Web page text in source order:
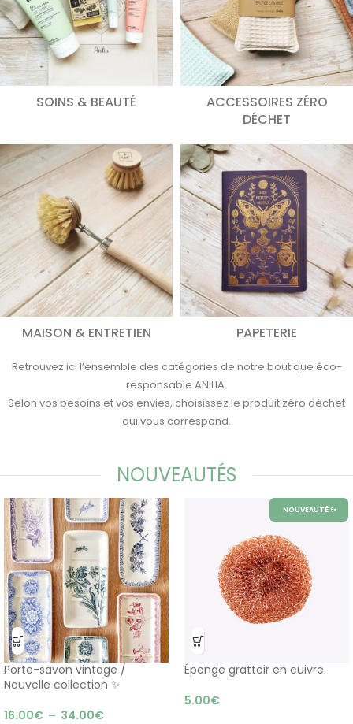
DÉCOUVREZ NOS PRODUITS
SOINS & BEAUTÉ
ACCESSOIRES ZÉRO
DÉCHET
MAISON & ENTRETIEN PAPETERIE
Retrouvez ici l’ensemble des catégories de notre boutique éco-
responsable ANILIA.
Selon vos besoins et vos envies, choisissez le produit zéro déchet
qui vous correspond.
NOUVEAUTÉS
Porte-savon vintage /
Nouvelle collection ✨
16.00€ – 34.00€
Éponge grattoir en cuivre
5.00€
NOUVEAUTÉ ✨